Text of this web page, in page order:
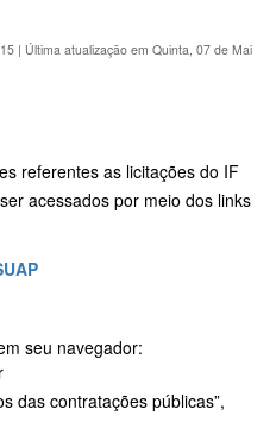
| Última atualização em Quinta, 07 de Mai
referentes as licitações do IF
acessados por meio dos links
seu navegador:
das contratações públicas”,